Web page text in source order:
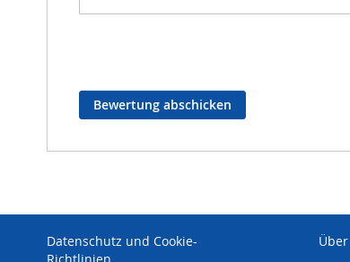
Bewertung abschicken
Datenschutz und Cookie-